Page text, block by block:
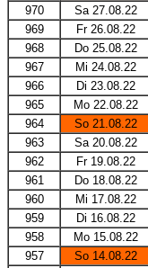
970
Sa 27.08.22
969
Fr 26.08.22
968
Do 25.08.22
967
Mi 24.08.22
966
Di 23.08.22
965
Mo 22.08.22
964
So 21.08.22
963
Sa 20.08.22
962
Fr 19.08.22
961
Do 18.08.22
960
Mi 17.08.22
959
Di 16.08.22
958
Mo 15.08.22
957
So 14.08.22